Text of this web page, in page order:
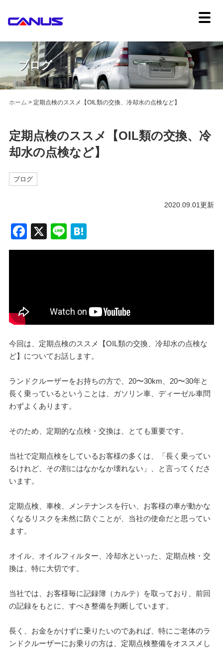
ブログ
ホーム > 定期点検のススメ【OIL類の交換、冷却水の点検など】
定期点検のススメ【OIL類の交換、冷
却水の点検など】
ブログ
2020.09.01更新
F
a
o
o
k
X
Li
n
at
今回は、定期点検のススメ【OIL類の交換、冷却水の点検な
ど】についてお話します。
ランドクルーザーをお持ちの方で、20〜30km、20〜30年と
長く乗っているということは、ガソリン車、ディーゼル車問
わずよくあります。
そのため、定期的な点検・交換は、とても重要です。
当社で定期点検をしているお客様の多くは、「長く乗ってい
るけれど、その割にはなかなか壊れない」、と言ってくださ
います。
定期点検、車検、メンテナンスを行い、お客様の車が動かな
くなるリスクを未然に防ぐことが、当社の使命だと思ってい
ます。
オイル、オイルフィルター、冷却水といった、定期点検・交
換は、特に大切です。
当社では、お客様毎に記録簿（カルテ）を取っており、前回
の記録をもとに、すべき整備を判断しています。
長く、お金をかけずに乗りたいのであれば、特にご老体のラ
ンドクルーザーにお乗りの方は、定期点検整備をオススメし